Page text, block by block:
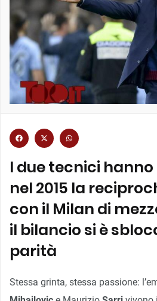
I due tecnici
nel 2015 la
con il Milan di
il bilancio si è
parità
Stessa grinta, stessa passione: